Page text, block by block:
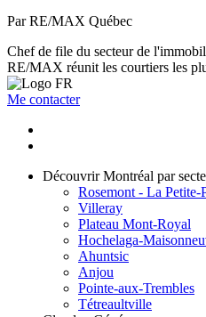
Par RE/MAX Québec
Chef de file du secteur de
RE/MAX réunit les courtiers les
Me contacter
Découvrir Montréal par
Rosemont - La Petite-
Villeray
Plateau Mont-Royal
Hochelaga-
Ahuntsic
Anjou
Pointe-aux-Trembles
Tétreaultville